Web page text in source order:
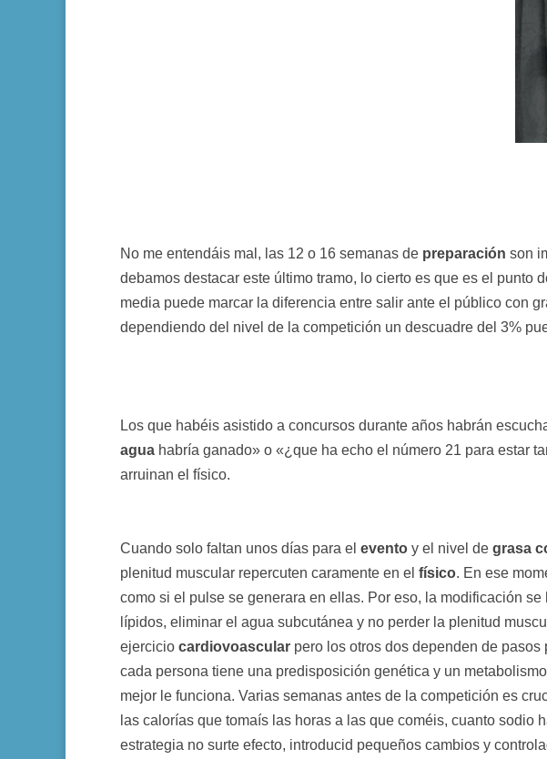
No me entendáis mal, las 12 o 16 semanas de preparación son
debamos destacar este último tramo, lo cierto es que es el punto
media puede marcar la diferencia entre salir ante el público con
dependiendo del nivel de la competición un descuadre del 3%
Los que habéis asistido a concursos durante años habrán
agua habría ganado» o «¿que ha echo el número 21 para estar
arruinan el físico.
Cuando solo faltan unos días para el evento y el nivel de grasa
plenitud muscular repercuten caramente en el físico. En ese
como si el pulse se generara en ellas. Por eso, la modificación
lípidos, eliminar el agua subcutánea y no perder la plenitud
ejercicio cardiovoascular pero los otros dos dependen de
cada persona tiene una predisposición genética y un
mejor le funciona. Varias semanas antes de la competición es
las calorías que tomaís las horas a las que coméis, cuanto
estrategia no surte efecto, introducid pequeños cambios y